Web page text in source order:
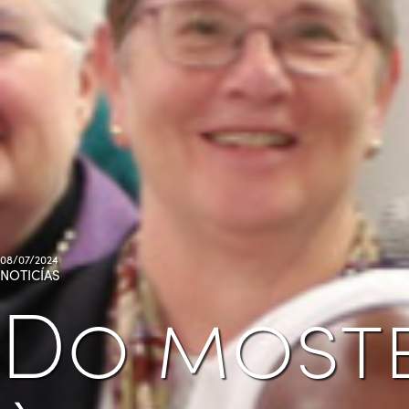
08/07/2024
NOTICÍAS
Do